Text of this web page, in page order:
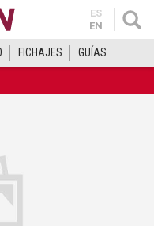
ES
EN
FICHAJES GUÍAS